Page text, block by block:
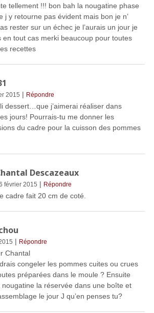
tellement !!! bon bah la nougatine phase
j y retourne pas évident mais bon je n’
rester sur un échec je l’aurais un jour je
en tout cas merki beaucoup pour toutes
recettes
2015 | Répondre
dessert…que j’aimerai réaliser dans
jours! Pourrais-tu me donner les
du cadre pour la cuisson des pommes
Descazeaux
février 2015 | Répondre
cadre fait 20 cm de coté.
| Répondre
Chantal
congeler les pommes cuites ou crues
préparées dans le moule ? Ensuite
nougatine la réservée dans une boîte et
le jour J qu’en penses tu?